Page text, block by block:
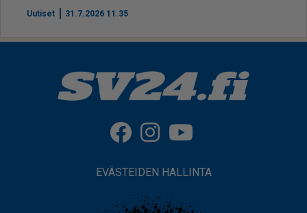
Uutiset 31.7.2026 11.35
EVÄSTEIDEN HALLINTA